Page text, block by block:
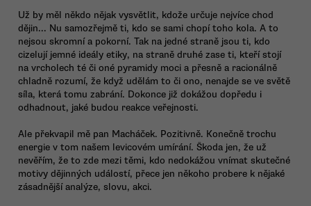
Už by měl někdo nějak vysvětlit, kdože určuje nejvíce chod
dějin... Nu samozřejmě ti, kdo se sami chopí toho kola. A to
nejsou skromní a pokorní. Tak na jedné straně jsou ti, kdo
cizelují jemné ideály etiky, na straně druhé zase ti, kteří stojí
na vrcholech té či oné pyramidy moci a přesně a racionálně
chladně rozumí, že když udělám to či ono, nenajde se ve světě
síla, která tomu zabrání. Dokonce již dokážou dopředu i
odhadnout, jaké budou reakce veřejnosti.
Ale překvapil mě pan Macháček. Pozitivně. Konečně trochu
energie v tom našem levicovém umírání. Škoda jen, že už
nevěřím, že to zde mezi těmi, kdo nedokážou vnímat skutečné
motivy dějinných událostí, přece jen někoho probere k nějaké
zásadnější analýze, slovu, akci.